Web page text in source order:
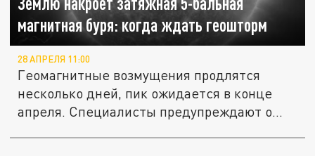
магнитная буря: когда ждать геошторм
28 АПРЕЛЯ 11:00
Геомагнитные возмущения продлятся
несколько дней, пик ожидается в конце
апреля. Специалисты предупреждают о...